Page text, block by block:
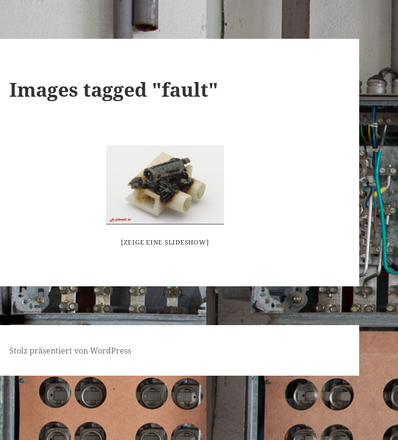
Images tagged "fault"
[ZEIGE EINE SLIDESHOW]
Stolz präsentiert von WordPress